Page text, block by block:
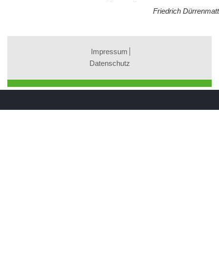
Friedrich Dürrenmatt
Impressum
Datenschutz